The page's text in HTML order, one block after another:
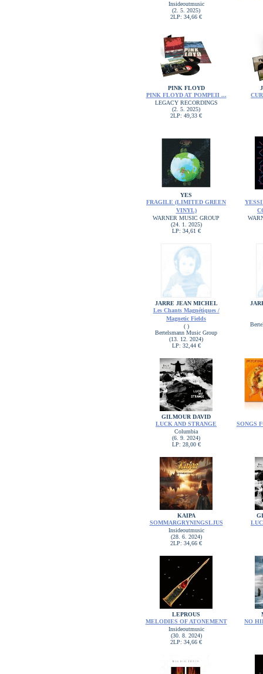
Insideoutmusic
(2. 5. 2025)
2LP: 34,66 €
PINK FLOYD
PINK FLOYD AT POMPEII ...
LEGACY RECORDINGS
(2. 5. 2025)
2LP: 49,33 €
YES
FRAGILE (LIMITED GREEN
VINYL)
WARNER MUSIC GROUP
(24. 1. 2025)
LP: 34,61 €
JARRE JEAN MICHEL
Les Chants Magnétiques /
Magnetic Fields
( )
Bertelsmann Music Group
(13. 12. 2024)
LP: 32,44 €
GILMOUR DAVID
LUCK AND STRANGE
Columbia
(6. 9. 2024)
LP: 28,00 €
SONGS
KAIPA
SOMMARGRYNINGSLJUS
Insideoutmusic
(28. 6. 2024)
2LP: 34,66 €
LEPROUS
MELODIES OF ATONEMENT
Insideoutmusic
(30. 8. 2024)
2LP: 34,66 €
NO